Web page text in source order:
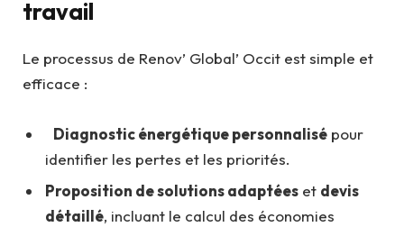
travail
Le processus de Renov’ Global’ Occit est simple et
efficace :
Diagnostic énergétique personnalisé pour
identifier les pertes et les priorités.
Proposition de solutions adaptées et devis
détaillé, incluant le calcul des économies